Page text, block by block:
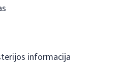
informacija